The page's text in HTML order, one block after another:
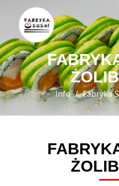
Info Fabryka